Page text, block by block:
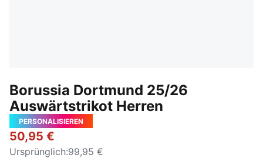
Borussia Dortmund 25/26
Auswärtstrikot Herren
PERSONALISIEREN
50,95 €
Ursprünglich:99,95 €